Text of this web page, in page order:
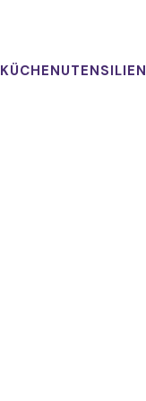
KÜCHENUTENSILIEN